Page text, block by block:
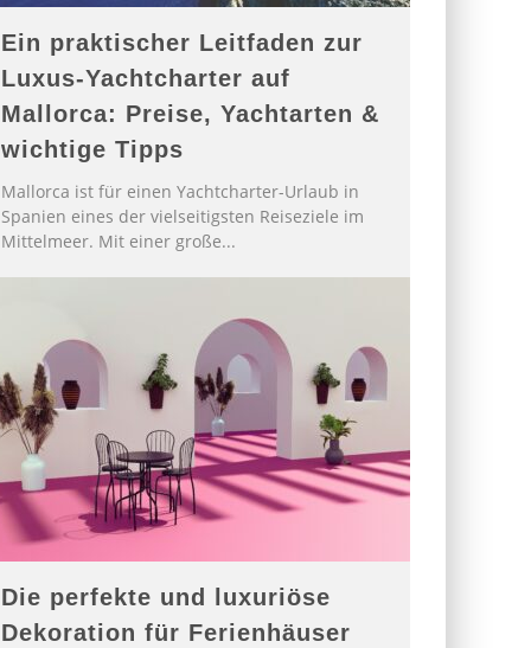
Ein praktischer Leitfaden zur
Luxus-Yachtcharter auf
Mallorca: Preise, Yachtarten &
wichtige Tipps
Mallorca ist für einen Yachtcharter-Urlaub in
Spanien eines der vielseitigsten Reiseziele im
Mittelmeer. Mit einer große...
Die perfekte und luxuriöse
Dekoration für Ferienhäuser